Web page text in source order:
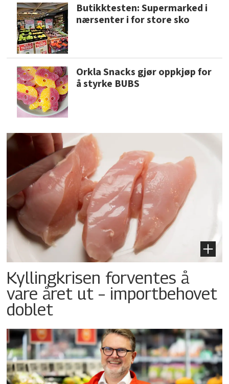
Butikktesten: Supermarked i
nærsenter i for store sko
Orkla Snacks gjør oppkjøp for
å styrke BUBS
Kyllingkrisen forventes å
vare året ut – importbehovet
doblet